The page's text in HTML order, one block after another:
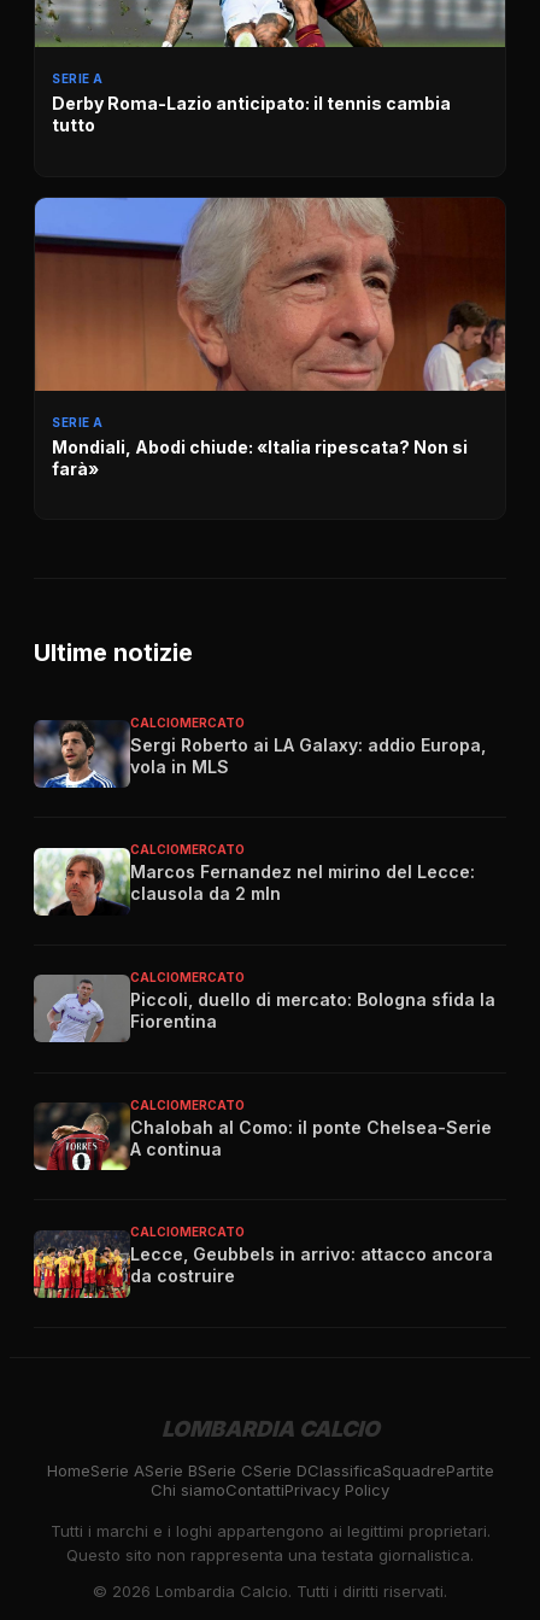
SERIE A
Derby Roma-Lazio anticipato: il tennis cambia
tutto
SERIE A
Mondiali, Abodi chiude: «Italia ripescata? Non si
farà»
Ultime notizie
CALCIOMERCATO
Sergi Roberto ai LA Galaxy: addio Europa,
vola in MLS
CALCIOMERCATO
Marcos Fernandez nel mirino del Lecce:
clausola da 2 mln
CALCIOMERCATO
Piccoli, duello di mercato: Bologna sfida la
Fiorentina
CALCIOMERCATO
Chalobah al Como: il ponte Chelsea-Serie
A continua
CALCIOMERCATO
Lecce, Geubbels in arrivo: attacco ancora
da costruire
LOMBARDIA CALCIO
HomeSerie ASerie BSerie CSerie DClassificaSquadrePartite
Chi siamoContattiPrivacy Policy
Tutti i marchi e i loghi appartengono ai legittimi proprietari.
Questo sito non rappresenta una testata giornalistica.
© 2026 Lombardia Calcio. Tutti i diritti riservati.